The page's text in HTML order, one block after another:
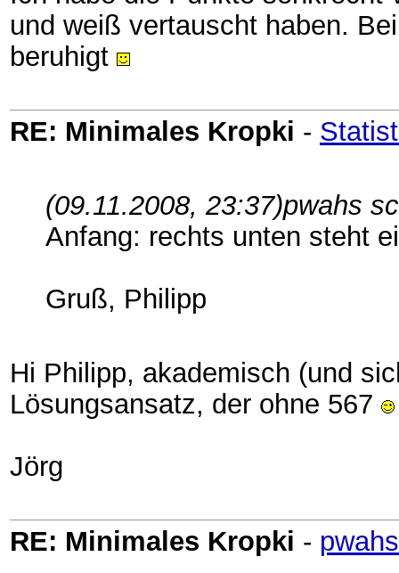
und weiß vertauscht haben.
beruhigt
RE: Minimales Kropki -
(09.11.2008, 23:37)pwahs
Anfang: rechts unten steht
Gruß, Philipp
Hi Philipp, akademisch (und
Lösungsansatz, der ohne 567
Jörg
RE: Minimales Kropki - pwahs